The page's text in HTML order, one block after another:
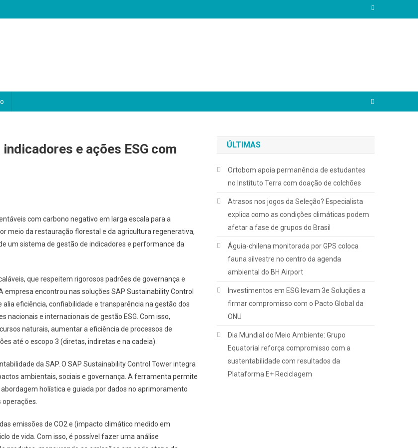
e ações ESG com
com carbono negativo em larga escala para a
meio da restauração florestal e da agricultura regenerativa,
um sistema de gestão de indicadores e performance da
que respeitem rigorosos padrões de governança e
encontrou nas soluções SAP Sustainability Control
eficiência, confiabilidade e transparência na gestão dos
nacionais e internacionais de gestão ESG. Com isso,
naturais, aumentar a eficiência de processos de
até o escopo 3 (diretas, indiretas e na cadeia).
da SAP. O SAP Sustainability Control Tower integra
ambientais, sociais e governança. A ferramenta permite
holística e guiada por dados no aprimoramento
emissões de CO2 e (impacto climático medido em
de vida. Com isso, é possível fazer uma análise
ÚLTIMAS
Ortobom apoia permanência de estudantes
no Instituto Terra com doação de colchões
Atrasos nos jogos da Seleção? Especialista
explica como as condições climáticas podem
afetar a fase de grupos do Brasil
Águia-chilena monitorada por GPS coloca
fauna silvestre no centro da agenda
ambiental do BH Airport
Investimentos em ESG levam 3e Soluções a
firmar compromisso com o Pacto Global da
ONU
Dia Mundial do Meio Ambiente: Grupo
Equatorial reforça compromisso com a
sustentabilidade com resultados da
Plataforma E+ Reciclagem